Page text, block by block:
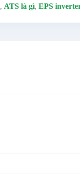
, ATS là gì, EPS